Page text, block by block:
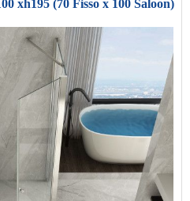
xh195 (70 Fisso x 100 Saloon)